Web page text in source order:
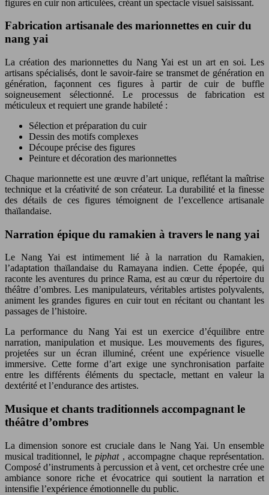
figures en cuir non articulées, créant un spectacle visuel saisissant.
Fabrication artisanale des marionnettes en cuir du
nang yai
La création des marionnettes du Nang Yai est un art en soi. Les
artisans spécialisés, dont le savoir-faire se transmet de génération en
génération, façonnent ces figures à partir de cuir de buffle
soigneusement sélectionné. Le processus de fabrication est
méticuleux et requiert une grande habileté :
Sélection et préparation du cuir
Dessin des motifs complexes
Découpe précise des figures
Peinture et décoration des marionnettes
Chaque marionnette est une œuvre d’art unique, reflétant la maîtrise
technique et la créativité de son créateur. La durabilité et la finesse
des détails de ces figures témoignent de l’excellence artisanale
thaïlandaise.
Narration épique du ramakien à travers le nang yai
Le Nang Yai est intimement lié à la narration du Ramakien,
l’adaptation thaïlandaise du Ramayana indien. Cette épopée, qui
raconte les aventures du prince Rama, est au cœur du répertoire du
théâtre d’ombres. Les manipulateurs, véritables artistes polyvalents,
animent les grandes figures en cuir tout en récitant ou chantant les
passages de l’histoire.
La performance du Nang Yai est un exercice d’équilibre entre
narration, manipulation et musique. Les mouvements des figures,
projetées sur un écran illuminé, créent une expérience visuelle
immersive. Cette forme d’art exige une synchronisation parfaite
entre les différents éléments du spectacle, mettant en valeur la
dextérité et l’endurance des artistes.
Musique et chants traditionnels accompagnant le
théâtre d’ombres
La dimension sonore est cruciale dans le Nang Yai. Un ensemble
musical traditionnel, lepiphat , accompagne chaque représentation.
Composé d’instruments à percussion et à vent, cet orchestre crée une
ambiance sonore riche et évocatrice qui soutient la narration et
intensifie l’expérience émotionnelle du public.